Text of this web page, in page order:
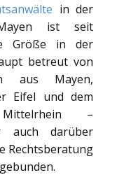
in der
ist seit
Größe in der
betreut von
aus Mayen,
Eifel und dem
–
auch darüber
Rechtsberatung